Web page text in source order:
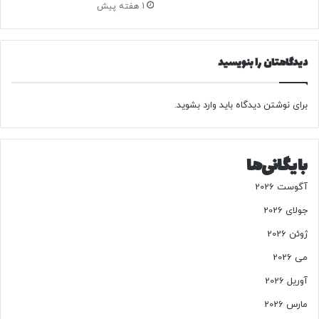
ن
ا
ز
م
س
ی
و
م
غ
ز
ه‌
ا
ی
1 هفته پیش
دیدگاهتان را بنویسید
برای نوشتن دیدگاه باید وارد بشوید.
بایگانی‌ها
آگوست 2026
جولای 2026
ژوئن 2026
می 2026
آوریل 2026
مارس 2026